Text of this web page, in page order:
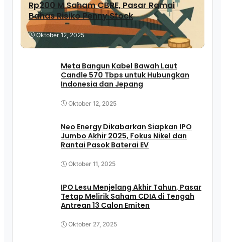
Rp200 M Saham CBRE, Pasar Ramai
Bahas Risiko Penny Stock
Oktober 12, 2025
Meta Bangun Kabel Bawah Laut
Candle 570 Tbps untuk Hubungkan
Indonesia dan Jepang
Oktober 12, 2025
Neo Energy Dikabarkan Siapkan IPO
Jumbo Akhir 2025, Fokus Nikel dan
Rantai Pasok Baterai EV
Oktober 11, 2025
IPO Lesu Menjelang Akhir Tahun, Pasar
Tetap Melirik Saham CDIA di Tengah
Antrean 13 Calon Emiten
Oktober 27, 2025